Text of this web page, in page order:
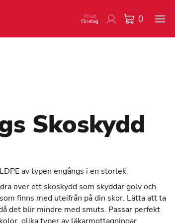
0
Privat
Företag
Skoskydd
av typen engångs i en storlek.
dra över ett skoskydd som skyddar golv och
finns med uteifrån på din skor. Lätta att ta
då det blir mindre med smuts. Passar perfekt